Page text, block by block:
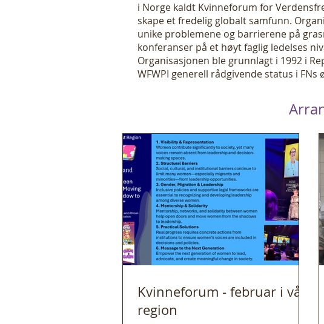
i Norge kaldt Kvinneforum for
skape et fredelig globalt samfunn.
unike problemene og barrierene på
konferanser på et høyt faglig ledelses
Organisasjonen ble grunnlagt i 1992 i
WFWPI generell rådgivende status i
Kvinneforum - februar i vår
region